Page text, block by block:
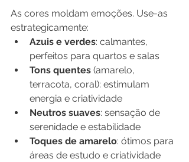
As cores moldam emoções. Use-as
estrategicamente:
Azuis e verdes: calmantes,
perfeitos para quartos e salas
Tons quentes (amarelo,
terracota, coral): estimulam
energia e criatividade
Neutros suaves: sensação de
serenidade e estabilidade
Toques de amarelo: ótimos para
áreas de estudo e criatividade